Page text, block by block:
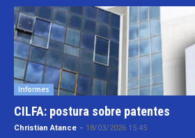
Informes
CILFA: postura sobre patentes
Christian Atance - 18/03/2026 15:45